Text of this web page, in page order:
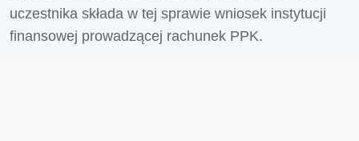
uczestnika składa w tej sprawie wniosek instytucji
finansowej prowadzącej rachunek PPK.